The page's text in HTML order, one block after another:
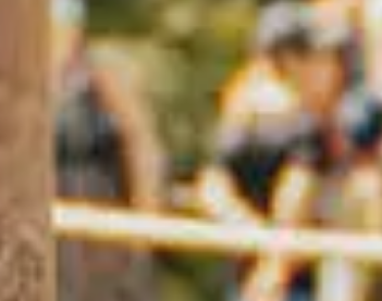
Chalets
Résidences
de
tourisme